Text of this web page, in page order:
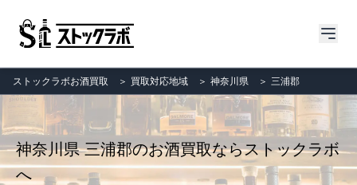
ストックラボお酒買取 ＞ 買取対応地域 ＞ 神奈川県 ＞ 三浦郡
神奈川県 三浦郡のお酒買取ならストックラボ
へ